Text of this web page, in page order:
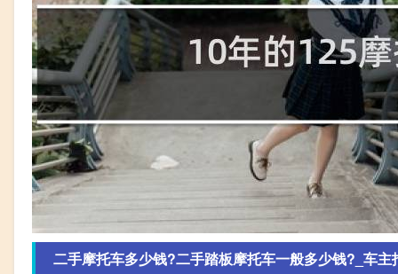
二手摩托车多少钱?二手踏板摩托车一般多少钱?_车主